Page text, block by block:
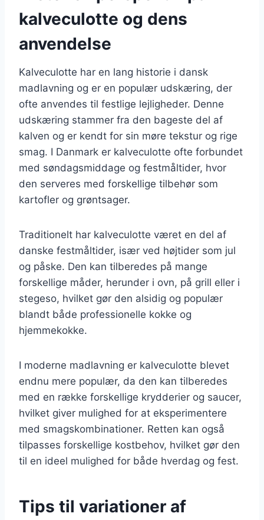
kalveculotte og dens
anvendelse
Kalveculotte har en lang historie i dansk
madlavning og er en populær udskæring, der
ofte anvendes til festlige lejligheder. Denne
udskæring stammer fra den bageste del af
kalven og er kendt for sin møre tekstur og rige
smag. I Danmark er kalveculotte ofte forbundet
med søndagsmiddage og festmåltider, hvor
den serveres med forskellige tilbehør som
kartofler og grøntsager.
Traditionelt har kalveculotte været en del af
danske festmåltider, især ved højtider som jul
og påske. Den kan tilberedes på mange
forskellige måder, herunder i ovn, på grill eller i
stegeso, hvilket gør den alsidig og populær
blandt både professionelle kokke og
hjemmekokke.
I moderne madlavning er kalveculotte blevet
endnu mere populær, da den kan tilberedes
med en række forskellige krydderier og saucer,
hvilket giver mulighed for at eksperimentere
med smagskombinationer. Retten kan også
tilpasses forskellige kostbehov, hvilket gør den
til en ideel mulighed for både hverdag og fest.
Tips til variationer af